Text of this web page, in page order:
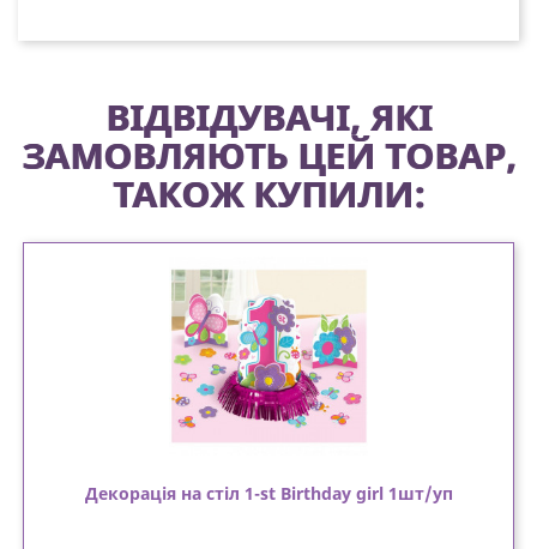
ВІДВІДУВАЧІ, ЯКІ
ЗАМОВЛЯЮТЬ ЦЕЙ ТОВАР,
ТАКОЖ КУПИЛИ:
Декорація на стіл 1-st Birthday girl 1шт/уп